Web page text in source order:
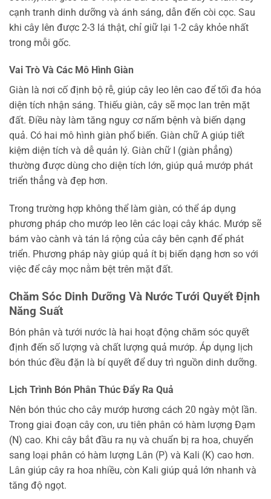
cạnh tranh dinh dưỡng và ánh sáng, dẫn đến còi cọc. Sau
khi cây lên được 2-3 lá thật, chỉ giữ lại 1-2 cây khỏe nhất
trong mỗi gốc.
Vai Trò Và Các Mô Hình Giàn
Giàn là nơi cố định bộ rễ, giúp cây leo lên cao để tối đa hóa
diện tích nhận sáng. Thiếu giàn, cây sẽ mọc lan trên mặt
đất. Điều này làm tăng nguy cơ nấm bệnh và biến dạng
quả. Có hai mô hình giàn phổ biến. Giàn chữ A giúp tiết
kiệm diện tích và dễ quản lý. Giàn chữ I (giàn phẳng)
thường được dùng cho diện tích lớn, giúp quả mướp phát
triển thẳng và đẹp hơn.
Trong trường hợp không thể làm giàn, có thể áp dụng
phương pháp cho mướp leo lên các loại cây khác. Mướp sẽ
bám vào cành và tán lá rộng của cây bên cạnh để phát
triển. Phương pháp này giúp quả ít bị biến dạng hơn so với
việc để cây mọc nằm bệt trên mặt đất.
Chăm Sóc Dinh Dưỡng Và Nước Tưới Quyết Định
Năng Suất
Bón phân và tưới nước là hai hoạt động chăm sóc quyết
định đến số lượng và chất lượng quả mướp. Áp dụng lịch
bón thúc đều đặn là bí quyết để duy trì nguồn dinh dưỡng.
Lịch Trình Bón Phân Thúc Đẩy Ra Quả
Nên bón thúc cho cây mướp hương cách 20 ngày một lần.
Trong giai đoạn cây con, ưu tiên phân có hàm lượng Đạm
(N) cao. Khi cây bắt đầu ra nụ và chuẩn bị ra hoa, chuyển
sang loại phân có hàm lượng Lân (P) và Kali (K) cao hơn.
Lân giúp cây ra hoa nhiều, còn Kali giúp quả lớn nhanh và
tăng độ ngọt.